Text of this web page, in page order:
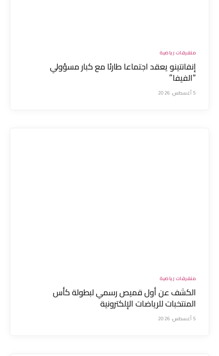
متفرقات رياضية
إنفانتينو يعقد اجتماعا طارئا مع كبار مسؤولي
“الفيفا”
5 أغسطس، 2026
متفرقات رياضية
الكشف عن أول قميص رسمي لبطولة كأس
المنتخبات للرياضات الإلكترونية
5 أغسطس، 2026